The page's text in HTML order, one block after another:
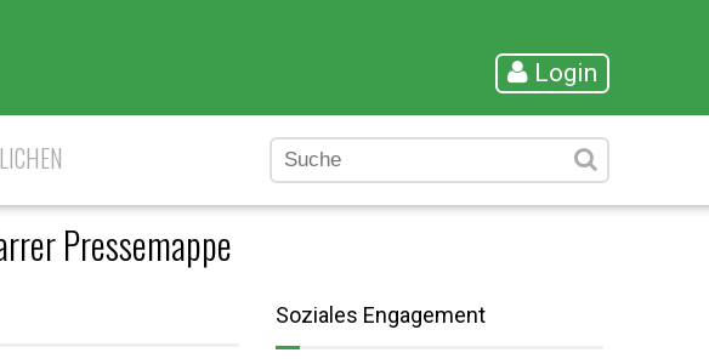
Login
Pressemappe
Soziales Engagement